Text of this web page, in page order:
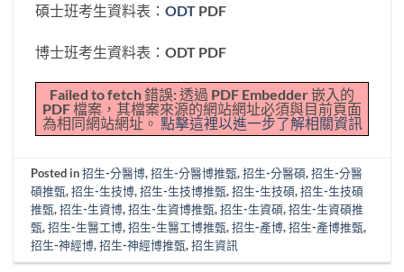
碩士班考生資料表： ODT PDF
博士班考生資料表：ODT PDF
Failed to fetch 錯誤: 透過 PDF Embedder 嵌入的
PDF 檔案，其檔案來源的網站網址必須與目前頁面
為相同網站網址。 點擊這裡以進一步了解相關資訊
Posted in招生-分醫博,招生-分醫博推甄,招生-分醫碩,招生-分醫
碩推甄,招生-生技博,招生-生技博推甄,招生-生技碩,招生-生技碩
推甄,招生-生資博,招生-生資博推甄,招生-生資碩,招生-生資碩推
甄,招生-生醫工博,招生-生醫工博推甄,招生-產博,招生-產博推甄,
招生-神經博,招生-神經博推甄,招生資訊